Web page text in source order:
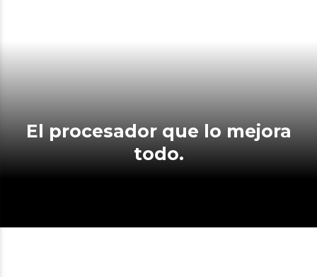
El procesador que lo mejora
todo.